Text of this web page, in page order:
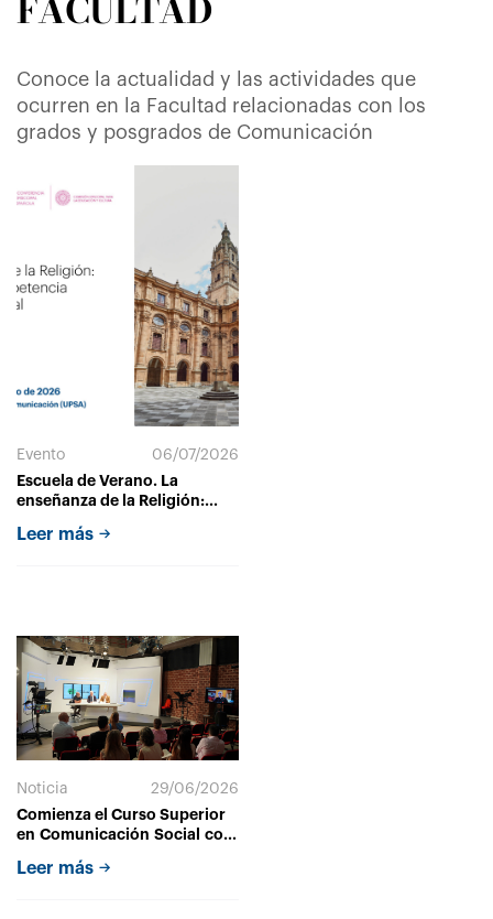
Conoce la actualidad y las actividades que
ocurren en la Facultad relacionadas con los
grados y posgrados de Comunicación
Evento
06/07/2026
Escuela de Verano. La
enseñanza de la Religión:
diálogo cultural
Leer más
Noticia
29/06/2026
Comienza el Curso Superior
en Comunicación Social con
fortalecer la presencia de la
Leer más